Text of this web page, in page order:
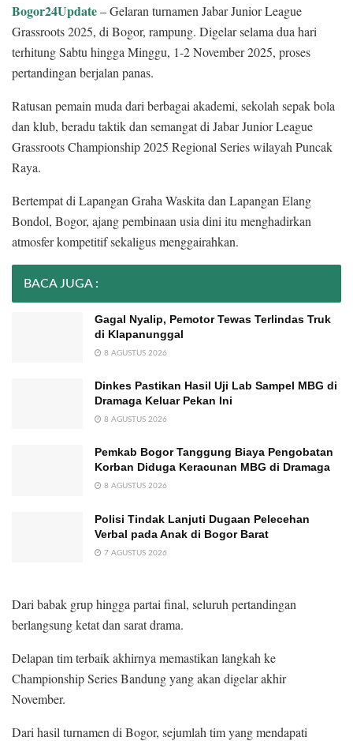
Bogor24Update– Gelaran turnamen Jabar Junior League
Grassroots 2025, di Bogor, rampung. Digelar selama dua hari
terhitung Sabtu hingga Minggu, 1-2 November 2025, proses
pertandingan berjalan panas.
Ratusan pemain muda dari berbagai akademi, sekolah sepak bola
dan klub, beradu taktik dan semangat di Jabar Junior League
Grassroots Championship 2025 Regional Series wilayah Puncak
Raya.
Bertempat di Lapangan Graha Waskita dan Lapangan Elang
Bondol, Bogor, ajang pembinaan usia dini itu menghadirkan
atmosfer kompetitif sekaligus menggairahkan.
BACA JUGA :
Gagal Nyalip, Pemotor Tewas Terlindas Truk
di Klapanunggal
8 AGUSTUS 2026
Dinkes Pastikan Hasil Uji Lab Sampel MBG di
Dramaga Keluar Pekan Ini
8 AGUSTUS 2026
Pemkab Bogor Tanggung Biaya Pengobatan
Korban Diduga Keracunan MBG di Dramaga
8 AGUSTUS 2026
Polisi Tindak Lanjuti Dugaan Pelecehan
Verbal pada Anak di Bogor Barat
7 AGUSTUS 2026
Dari babak grup hingga partai final, seluruh pertandingan
berlangsung ketat dan sarat drama.
Delapan tim terbaik akhirnya memastikan langkah ke
Championship Series Bandung yang akan digelar akhir
November.
Dari hasil turnamen di Bogor, sejumlah tim yang mendapati